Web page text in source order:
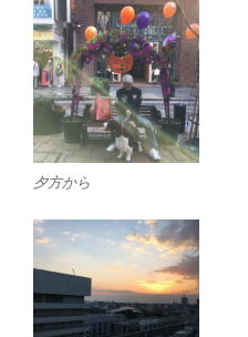
夕方から